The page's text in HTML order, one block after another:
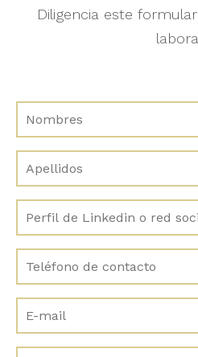
Diligencia este